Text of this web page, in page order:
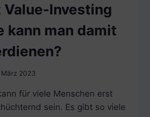
Value-Investing
kann man damit
2023
für viele Menschen erst
sein. Es gibt so viele